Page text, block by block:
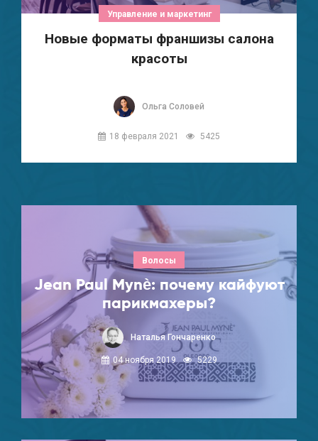
Управление и маркетинг
Новые форматы франшизы салона
красоты
Ольга Соловей
18 февраля 2021 5425
Волосы
Jean Paul Mynè: почему кайфуют
парикмахеры?
Наталья Гончаренко
04 ноября 2019 5229